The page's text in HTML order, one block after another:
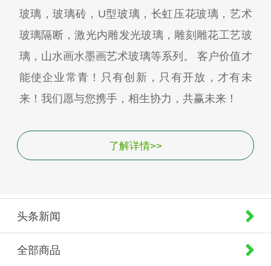
玻璃，玻璃砖，U型玻璃，长虹压花玻璃，艺术
玻璃隔断，激光内雕发光玻璃，雕刻雕花工艺玻
璃，山水画水墨画艺术玻璃等系列。 客户价值才
能使企业常青！只有创新，只有开放，才有未
来！我们愿与您携手，相生协力，共赢未来！
了解详情>>
头条新闻
全部商品